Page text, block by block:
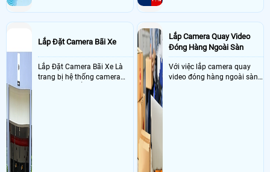
Lắp Đặt Camera Bãi Xe
Lắp Đặt Camera Bãi Xe Là
trang bị hệ thống camera
Lắp Camera Quay Video
Đóng Hàng Ngoài Sàn
Với việc lắp camera quay
video đóng hàng ngoài sàn